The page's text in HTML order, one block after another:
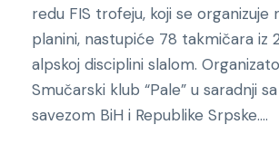
redu FIS trofeju, koji se organizuje
planini, nastupiće 78 takmičara iz
alpskoj disciplini slalom.
Smučarski klub “Pale” u saradnji
savezom BiH i Republike Srpske....